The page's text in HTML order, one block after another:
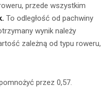
przede wszystkim
To odległość od pachwiny
wynik należy
zależną od typu roweru,
przez 0,57.